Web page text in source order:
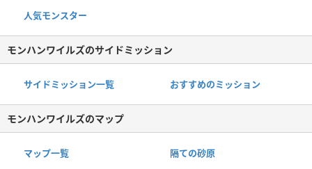
人気モンスター
モンハンワイルズのサイドミッション
サイドミッション一覧 おすすめのミッション
モンハンワイルズのマップ
マップ一覧 隔ての砂原